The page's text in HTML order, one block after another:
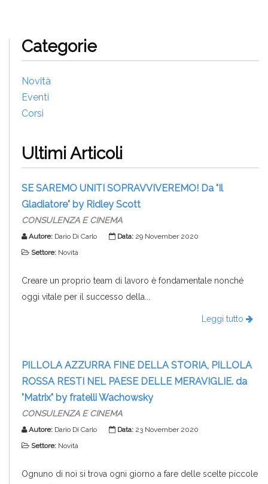
Categorie
Novità
Eventi
Corsi
Ultimi Articoli
SE SAREMO UNITI SOPRAVVIVEREMO! Da "Il
Gladiatore" by Ridley Scott
CONSULENZA E CINEMA
Autore: Dario Di Carlo Data: 29 November 2020
Settore: Novità
Creare un proprio team di lavoro è fondamentale nonché
oggi vitale per il successo della...
Leggi tutto
PILLOLA AZZURRA FINE DELLA STORIA, PILLOLA
ROSSA RESTI NEL PAESE DELLE MERAVIGLIE. da
"Matrix" by fratelli Wachowsky
CONSULENZA E CINEMA
Autore: Dario Di Carlo Data: 23 November 2020
Settore: Novità
Ognuno di noi si trova ogni giorno a fare delle scelte piccole